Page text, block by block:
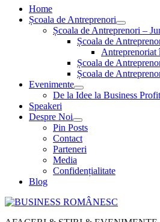
Home
Școala de Antreprenori
Școala de Antreprenori –
Școala de
Antreprenoriat
Școala de
Școala de
Evenimente
De la Idee la Business
Speakeri
Despre Noi
Pin Posts
Contact
Parteneri
Media
Confidențialitate
Blog